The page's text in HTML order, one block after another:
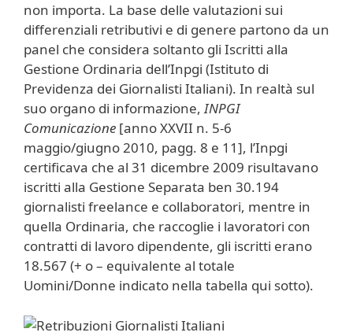
non importa. La base delle valutazioni sui
differenziali retributivi e di genere partono da un
panel che considera soltanto gli Iscritti alla
Gestione Ordinaria dell’Inpgi (Istituto di
Previdenza dei Giornalisti Italiani). In realtà sul
suo organo di informazione,INPGI
Comunicazione [anno XXVII n. 5-6
maggio/giugno 2010, pagg. 8 e 11], l’Inpgi
certificava che al 31 dicembre 2009 risultavano
iscritti alla Gestione Separata ben 30.194
giornalisti freelance e collaboratori, mentre in
quella Ordinaria, che raccoglie i lavoratori con
contratti di lavoro dipendente, gli iscritti erano
18.567 (+ o – equivalente al totale
Uomini/Donne indicato nella tabella qui sotto).